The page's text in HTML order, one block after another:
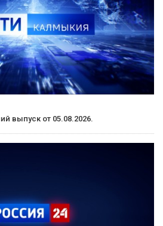
выпуск от 05.08.2026.